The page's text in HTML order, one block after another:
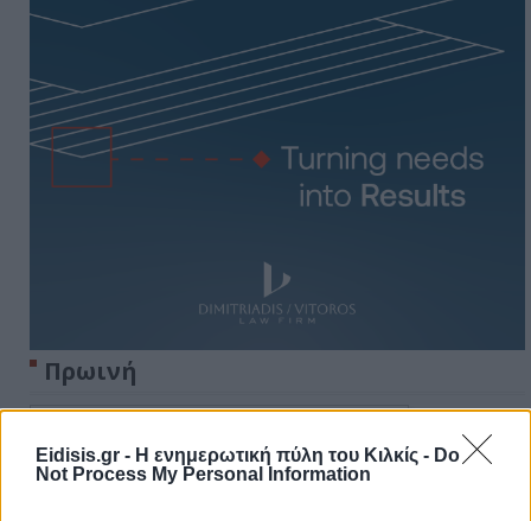
Eidisis.gr - Η ενημερωτική πύλη του Κιλκίς - Do
Not Process My Personal Information
Πρωινή